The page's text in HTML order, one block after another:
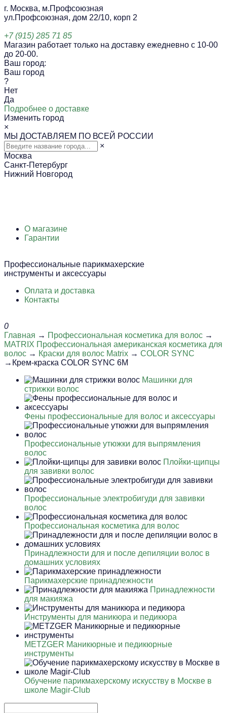
г. Москва, м.Профсоюзная
ул.Профсоюзная, дом 22/10, корп 2
+7 (915) 285 71 85
Магазин работает только на доставку ежедневно с 10-00
до 20-00.
Ваш город:
Ваш город
?
Нет
Да
Подробнее о доставке
Изменить город
×
МЫ ДОСТАВЛЯЕМ ПО ВСЕЙ РОССИИ
×
Москва
Санкт-Петербург
Нижний Новгород
О магазине
Гарантии
Профессиональные парикмахерские
инструменты и аксессуары
Оплата и доставка
Контакты
0
Главная → Профессиональная косметика для волос →
MATRIX Профессиональная американская косметика для
волос → Краски для волос Matrix → COLOR SYNC
→Крем-краска COLOR SYNC 6M
Машинки для
стрижки волос
Фены профессиональные для волос и аксессуары
Профессиональные утюжки для выпрямления
волос
Плойки-щипцы
для завивки волос
Профессиональные электробигуди для завивки
волос
Профессиональная косметика для волос
Принадлежности для и после депиляции волос в
домашних условиях
Парикмахерские принадлежности
Принадлежности
для макияжа
Инструменты для маникюра и педикюра
METZGER Маникюрные и педикюрные
инструменты
Обучение парикмахерскому искусству в Москве в
школе Magir-Club